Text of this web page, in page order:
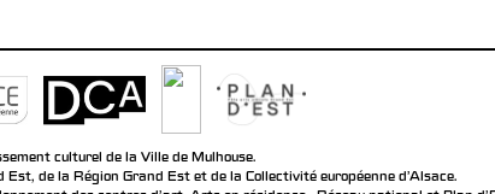
culturel de la Ville de Mulhouse.
de la Région Grand Est et de la Collectivité européenne d’Alsace.